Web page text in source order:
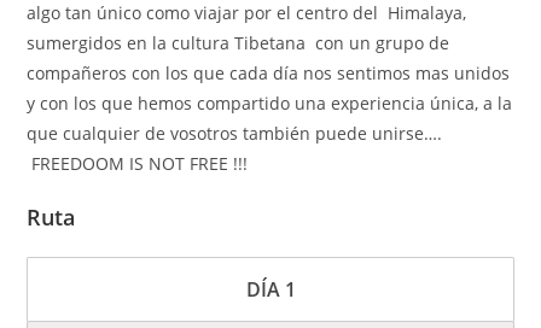
algo tan único como viajar por el centro del Himalaya,
sumergidos en la cultura Tibetana con un grupo de
compañeros con los que cada día nos sentimos mas unidos
y con los que hemos compartido una experiencia única, a la
que cualquier de vosotros también puede unirse….
FREEDOOM IS NOT FREE !!!
Ruta
DÍA 1